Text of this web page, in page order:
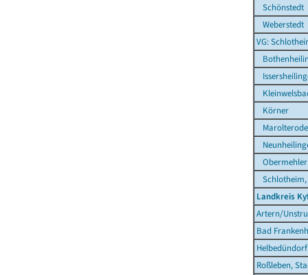
Schönstedt
Weberstedt
VG:
Körner
Marolterode
Obermehler
Landkreis
Artern/
Bad
Helbedündorf
Roßleben,